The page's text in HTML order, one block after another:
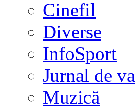
Cinefil
Diverse
InfoSport
Jurnal de
Muzică